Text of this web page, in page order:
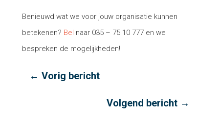
Benieuwd wat we voor jouw organisatie kunnen
betekenen? Bel naar 035 – 75 10 777 en we
bespreken de mogelijkheden!
← Vorig bericht
Volgend bericht →